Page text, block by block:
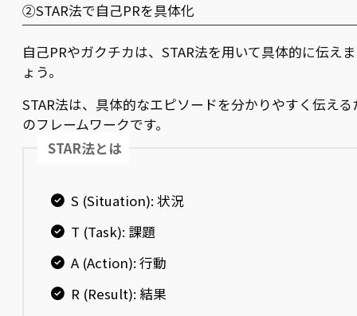
②STAR法で自己PRを具体化
自己PRやガクチカは、STAR法を用いて具体的に伝え
ょう。
STAR法は、具体的なエピソードを分かりやすく伝える
のフレームワークです。
STAR法とは
S (Situation): 状況
T (Task): 課題
A (Action): 行動
R (Result): 結果